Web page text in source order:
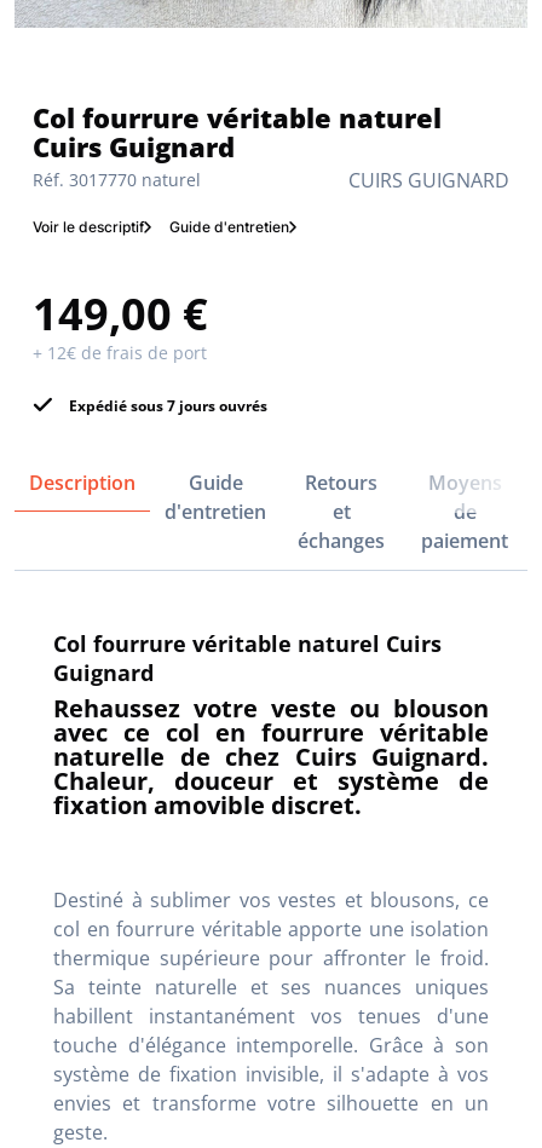
CUIRS GUIGNARD
Réf. 3017770 naturel
Col fourrure véritable naturel
Cuirs Guignard
Voir le descriptif Guide d'entretien
149,00 €
+ 12€ de frais de port
Expédié sous 7 jours ouvrés
Description
Guide
d'entretien
Retours
et
échanges
Moyens
de
paiement
Col fourrure véritable naturel Cuirs
Guignard
Rehaussez votre veste ou blouson
avec ce col en fourrure véritable
naturelle de chez Cuirs Guignard.
Chaleur, douceur et système de
fixation amovible discret.
Destiné à sublimer vos vestes et blousons, ce
col en fourrure véritable apporte une isolation
thermique supérieure pour affronter le froid.
Sa teinte naturelle et ses nuances uniques
habillent instantanément vos tenues d'une
touche d'élégance intemporelle. Grâce à son
système de fixation invisible, il s'adapte à vos
envies et transforme votre silhouette en un
geste.